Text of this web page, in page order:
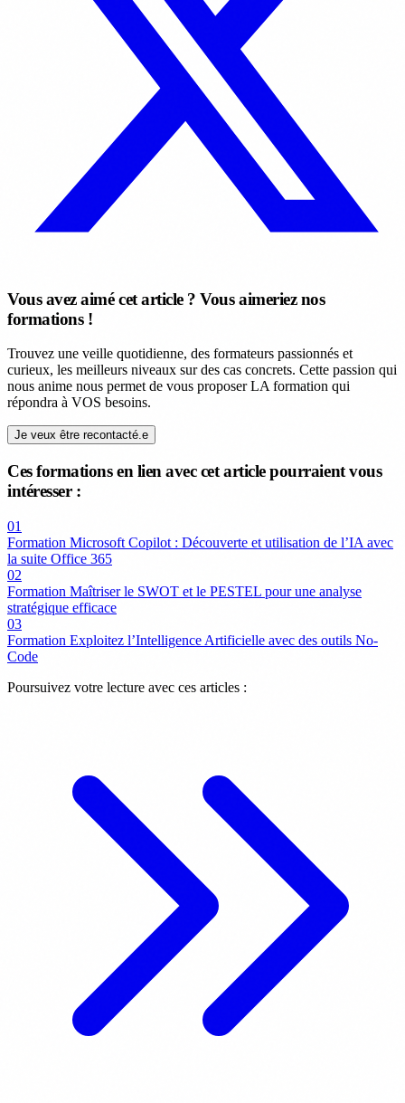
Vous avez aimé cet article ? Vous aimeriez nos
formations !
Trouvez une veille quotidienne, des formateurs passionnés et
curieux, les meilleurs niveaux sur des cas concrets. Cette passion qui
nous anime nous permet de vous proposer LA formation qui
répondra à VOS besoins.
Je veux être recontacté.e
Ces formations en lien avec cet article pourraient vous
intéresser :
01
Formation Microsoft Copilot : Découverte et utilisation de l’IA avec
la suite Office 365
02
Formation Maîtriser le SWOT et le PESTEL pour une analyse
stratégique efficace
03
Formation Exploitez l’Intelligence Artificielle avec des outils No-
Code
Poursuivez votre lecture avec ces articles :